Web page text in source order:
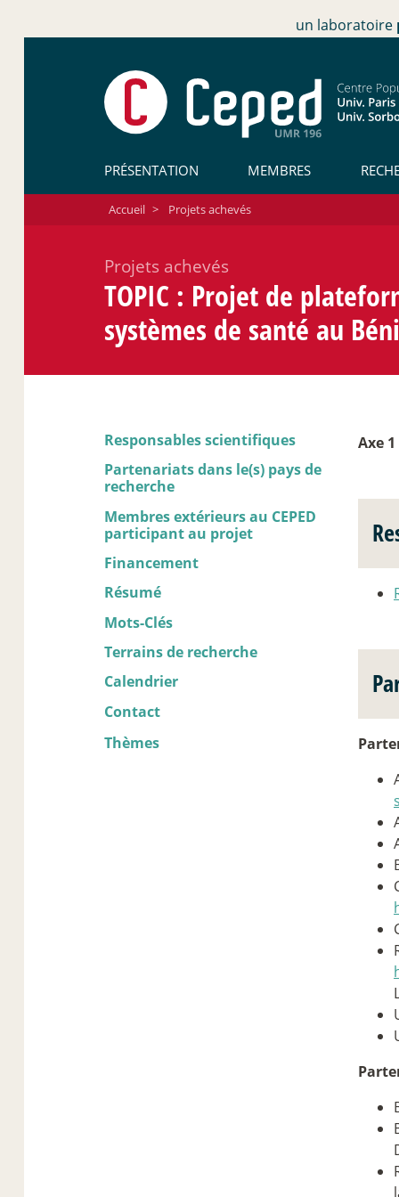
un laboratoire
PRÉSENTATION MEMBRES
Accueil > Projets achevés
Projets achevés
TOPIC : Projet de
systèmes de santé au
Responsables scientifiques
Partenariats dans le(s) pays de
recherche
Membres extérieurs au CEPED
participant au projet
Financement
Résumé
Mots-Clés
Terrains de recherche
Calendrier
Contact
Thèmes
Axe 1